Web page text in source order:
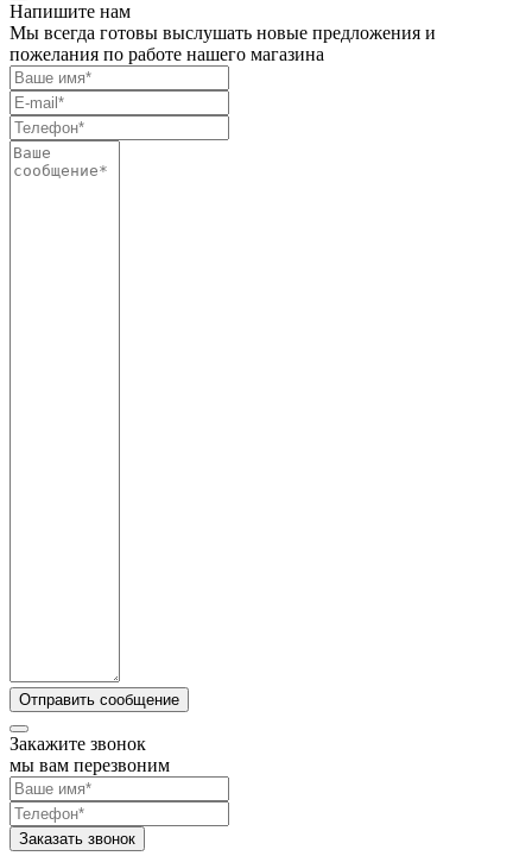
Напишите нам
Мы всегда готовы выслушать новые предложения и
пожелания по работе нашего магазина
Закажите звонок
мы вам перезвоним